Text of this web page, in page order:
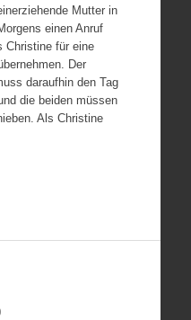
Mutter in
einen Anruf
Christine für eine
Der
daraufhin den Tag
die beiden müssen
Als Christine